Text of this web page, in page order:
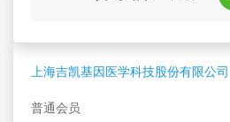
上海吉凯基因医学科技股份有限公司
普通会员